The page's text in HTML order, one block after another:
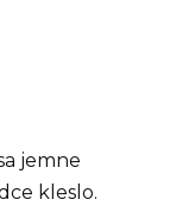
jemne
kleslo.